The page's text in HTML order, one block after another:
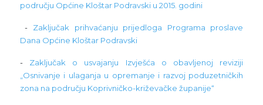
području Općine Kloštar Podravski u 2015. godini
- Zaključak prihvaćanju prijedloga Programa proslave
Dana Općine Kloštar Podravski
- Zaključak o usvajanju Izvješća o obavljenoj reviziji
„Osnivanje i ulaganja u opremanje i razvoj poduzetničkih
zona na području Koprivničko-križevačke županije“